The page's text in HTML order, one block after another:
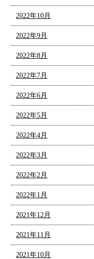
2022年10月
2022年9月
2022年8月
2022年7月
2022年6月
2022年5月
2022年4月
2022年3月
2022年2月
2022年1月
2021年12月
2021年11月
2021年10月